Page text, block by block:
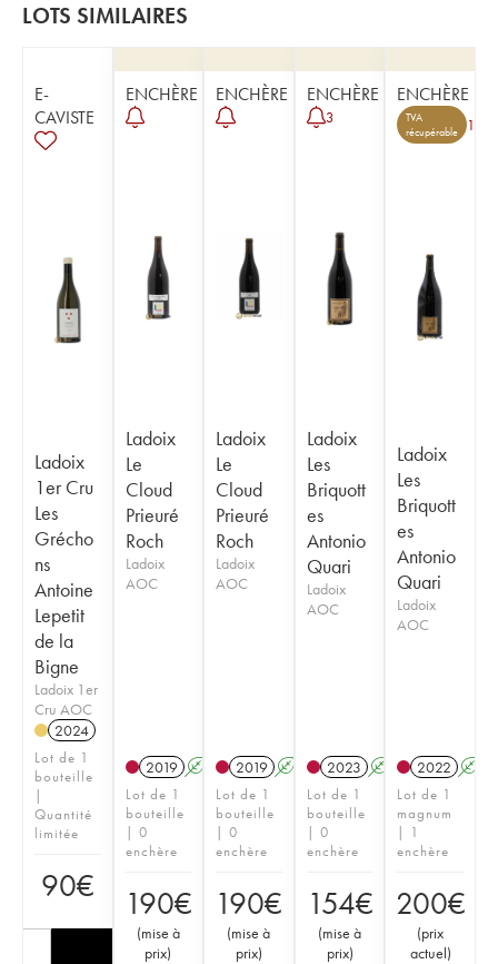
LOTS SIMILAIRES
E-
CAVISTE
Ladoix
1er Cru
Les
Grécho
ns
Antoine
Lepetit
de la
Bigne
Ladoix 1er
Cru AOC
2024
Lot de 1
bouteille
|
Quantité
limitée
90€
ENCHÈRE
Ladoix
Le
Cloud
Prieuré
Roch
Ladoix
AOC
2019 A S
Lot de 1
bouteille
| 0
enchère
190€
(mise à
prix)
ENCHÈRE
Ladoix
Le
Cloud
Prieuré
Roch
Ladoix
AOC
2019 A S
Lot de 1
bouteille
| 0
enchère
190€
(mise à
prix)
ENCHÈRE
3
Ladoix
Les
Briquott
es
Antonio
Quari
Ladoix
AOC
2023 A
Lot de 1
bouteille
| 0
enchère
154€
(mise à
prix)
ENCHÈRE
TVA
récupérable
1
Ladoix
Les
Briquott
es
Antonio
Quari
Ladoix
AOC
2022 A
Lot de 1
magnum
| 1
enchère
200€
(prix
actuel)